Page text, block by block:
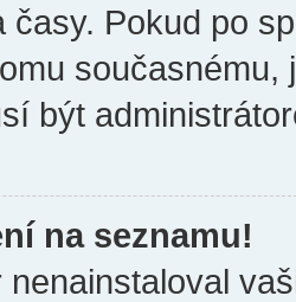
časy. Pokud po
být
na seznamu!
nenainstaloval